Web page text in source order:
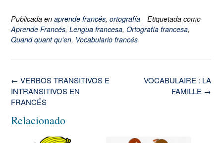
Publicada en aprende francés, ortografía
Etiquetada como
Aprende Francés, Lengua francesa, Ortografía francesa,
Quand quant qu'en, Vocabulario francés
Navegación
de
la
VOCABULAIRE : LA
FAMILLE →
← VERBOS TRANSITIVOS E
INTRANSITIVOS EN
FRANCÉS
Relacionado